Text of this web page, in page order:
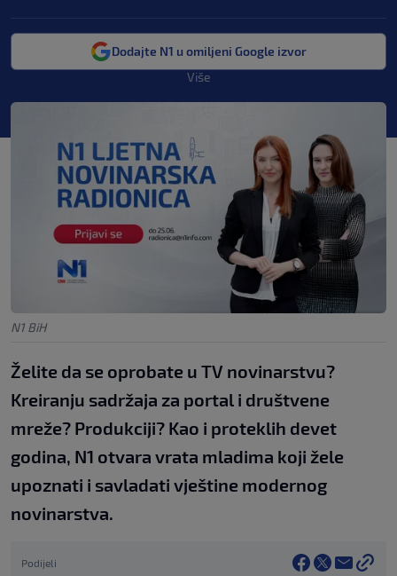
Dodajte N1 u omiljeni Google izvor
Više
N1 BiH
Želite da se oprobate u TV novinarstvu?
Kreiranju sadržaja za portal i društvene
mreže? Produkciji? Kao i proteklih devet
godina, N1 otvara vrata mladima koji žele
upoznati i savladati vještine modernog
novinarstva.
Podijeli